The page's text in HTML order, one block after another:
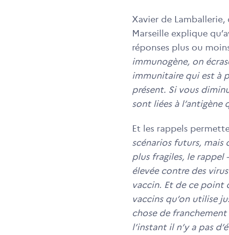
Xavier de Lamballerie,
Marseille explique
réponses plus ou
immunogène, on
immunitaire qui est à
présent. Si vous
sont liées à l’antigène
Et les rappels
scénarios futurs,
plus fragiles, le rappel
élevée contre des
vaccin. Et de ce point
vaccins qu’on utilise
chose de franchement
l’instant il n’y a pas